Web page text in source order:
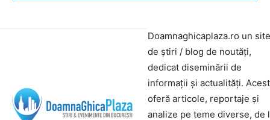
Doamnaghicaplaza.ro un site
de știri / blog de noutăți,
dedicat diseminării de
informații și actualități.
oferă articole, reportaje și
analize pe teme diverse, de